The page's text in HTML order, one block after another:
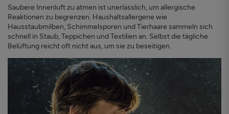
Saubere Innenluft zu atmen ist unerlässlich, um allergische
Reaktionen zu begrenzen. Haushaltsallergene wie
Hausstaubmilben, Schimmelsporen und Tierhaare sammeln sich
schnell in Staub, Teppichen und Textilien an. Selbst die tägliche
Belüftung reicht oft nicht aus, um sie zu beseitigen.